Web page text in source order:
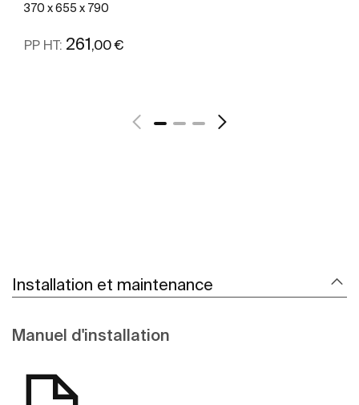
370 x 655 x 790
PP HT: 261 ,00 €
Installation et maintenance
Manuel d'installation